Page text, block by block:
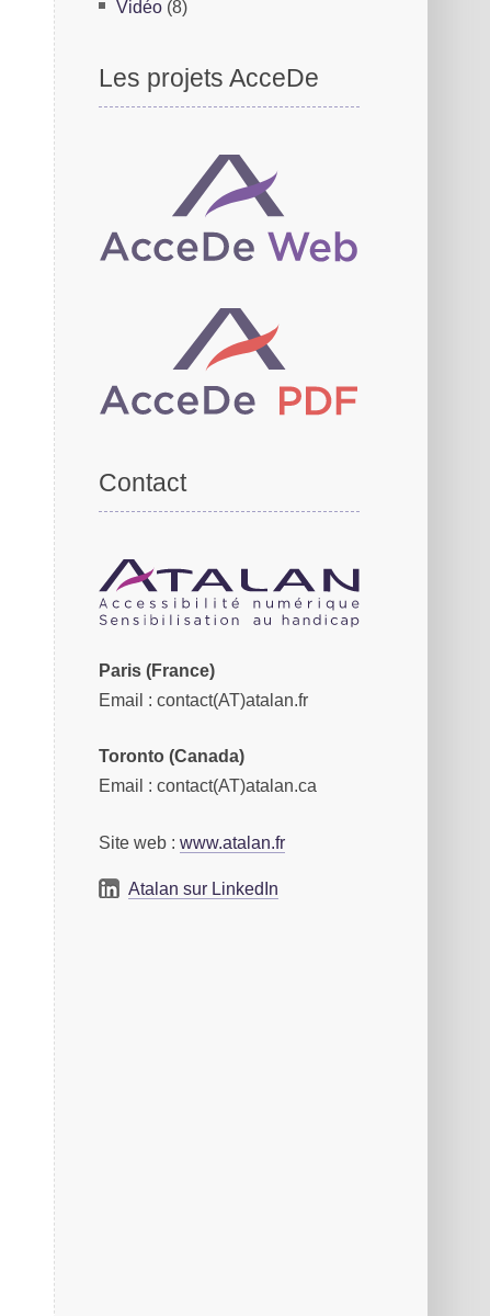
Vidéo (8)
Les projets AcceDe
Contact
Paris (France)
Email : contact(AT)atalan.fr
Toronto (Canada)
Email : contact(AT)atalan.ca
Site web : www.atalan.fr
Atalan sur LinkedIn